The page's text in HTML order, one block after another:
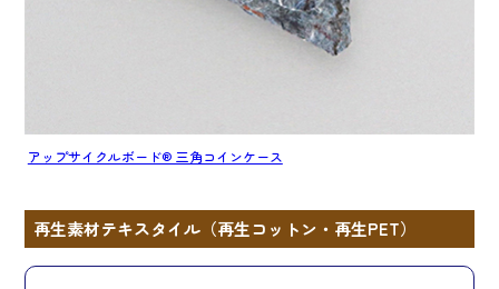
アップサイクルボード® 三角コインケース
再生素材テキスタイル（再生コットン・再生PET）